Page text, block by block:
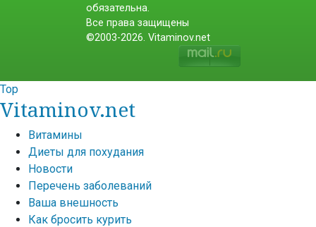
обязательна.
Все права защищены
©2003-2026. Vitaminov.net
Top
Vitaminov.net
Витамины
Диеты для похудания
Новости
Перечень заболеваний
Ваша внешность
Как бросить курить